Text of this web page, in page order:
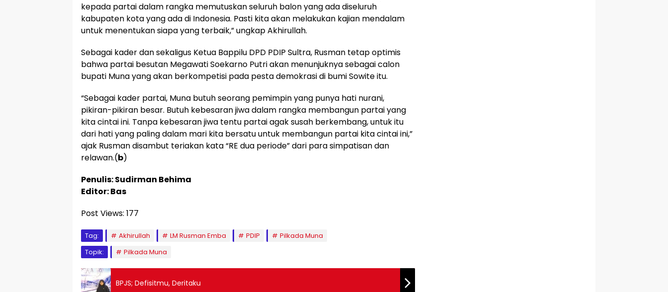
kepada partai dalam rangka memutuskan seluruh balon yang ada diseluruh
kabupaten kota yang ada di Indonesia. Pasti kita akan melakukan kajian mendalam
untuk menentukan siapa yang terbaik,” ungkap Akhirullah.
Sebagai kader dan sekaligus Ketua Bappilu DPD PDIP Sultra, Rusman tetap optimis
bahwa partai besutan Megawati Soekarno Putri akan menunjuknya sebagai calon
bupati Muna yang akan berkompetisi pada pesta demokrasi di bumi Sowite itu.
“Sebagai kader partai, Muna butuh seorang pemimpin yang punya hati nurani,
pikiran-pikiran besar. Butuh kebesaran jiwa dalam rangka membangun partai yang
kita cintai ini. Tanpa kebesaran jiwa tentu partai agak susah berkembang, untuk itu
dari hati yang paling dalam mari kita bersatu untuk membangun partai kita cintai ini,”
ajak Rusman disambut teriakan kata “RE dua periode” dari para simpatisan dan
relawan.(b)
Penulis: Sudirman Behima
Editor: Bas
Post Views: 177
Tag: Akhirullah LM Rusman Emba PDIP
Pilkada Muna
Topik:
Pilkada Muna
BPJS; Defisitmu, Deritaku